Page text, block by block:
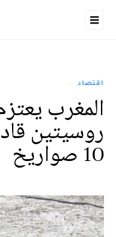
اقتصاد
المغرب
روسيتين
10 صواريخ